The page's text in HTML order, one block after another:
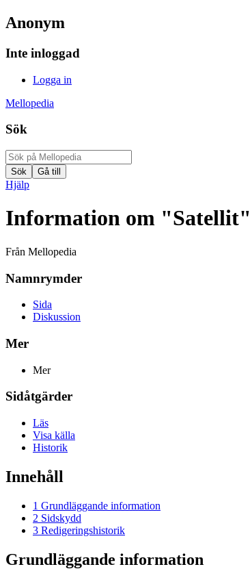
Anonym
Inte inloggad
Logga in
Mellopedia
Sök
Hjälp
Information om "Satellit"
Från Mellopedia
Namnrymder
Sida
Diskussion
Mer
Mer
Sidåtgärder
Läs
Visa källa
Historik
Innehåll
1 Grundläggande information
2 Sidskydd
3 Redigeringshistorik
Grundläggande information